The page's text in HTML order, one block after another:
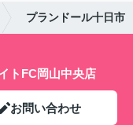
プランドール十日市
トFC岡山中央店
お問い合わせ